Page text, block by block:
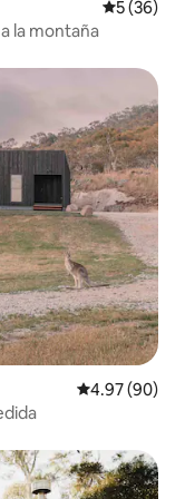
5 (36)
la montaña
Calificación
4.97 (90)